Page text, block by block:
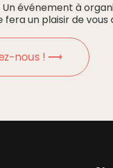
événement à
un plaisir de vous
nous ! ⟶